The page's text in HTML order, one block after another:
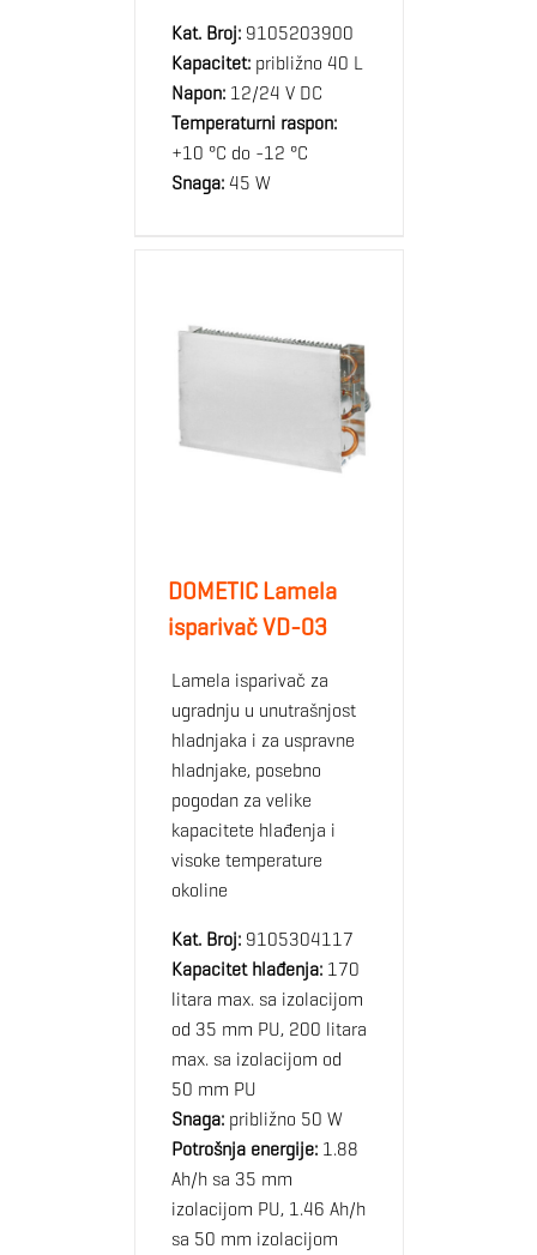
Kat. Broj:9105203900
Kapacitet:približno 40 L
Napon:12/24 V DC
Temperaturni raspon:
+10 °C do -12 °C
Snaga:45 W
DOMETIC Lamela
isparivač VD-03
Lamela isparivač za
ugradnju u unutrašnjost
hladnjaka i za uspravne
hladnjake, posebno
pogodan za velike
kapacitete hlađenja i
visoke temperature
okoline
Kat. Broj:9105304117
Kapacitet hlađenja:170
litara max. sa izolacijom
od 35 mm PU, 200 litara
max. sa izolacijom od
50 mm PU
Snaga:približno 50 W
Potrošnja energije:1.88
Ah/h sa 35 mm
izolacijom PU, 1.46 Ah/h
sa 50 mm izolacijom